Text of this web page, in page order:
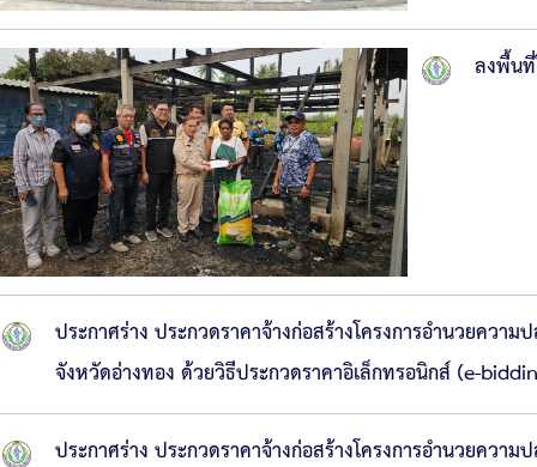
ลงพื้นที่
ประกาศร่าง ประกวดราคาจ้างก่อสร้างโครงการอำนวยคว
จังหวัดอ่างทอง ด้วยวิธีประกวดราคาอิเล็กทรอนิกส์ (e-
ประกาศร่าง ประกวดราคาจ้างก่อสร้างโครงการอำนวยค